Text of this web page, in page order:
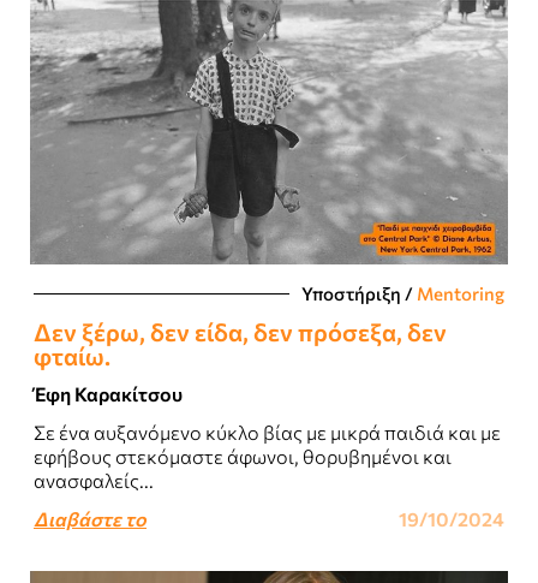
Υποστήριξη / Mentoring
Δεν ξέρω, δεν είδα, δεν πρόσεξα, δεν
φταίω.
Έφη Καρακίτσου
Σε ένα αυξανόμενο κύκλο βίας με μικρά παιδιά και με
εφήβους στεκόμαστε άφωνοι, θορυβημένοι και
ανασφαλείς...
Διαβάστε το
19/10/2024